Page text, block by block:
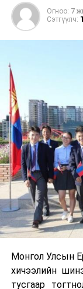
Огноо: 7
Сэтгүүлч:
Монгол Улсын
хичээлийн
тусгаар